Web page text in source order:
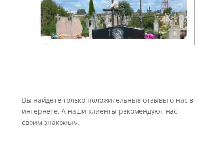
Вы найдете только положительные отзывы о нас в
интернете. А наши клиенты рекомендуют нас
своим знакомым.